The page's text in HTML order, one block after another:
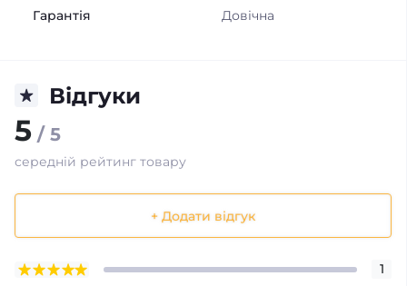
Гарантія Довічна
Відгуки
5 / 5
середній рейтинг товару
+ Додати відгук
1